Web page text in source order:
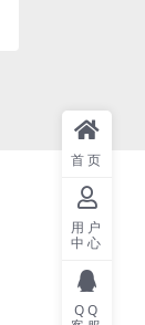
首页
用户
中心
QQ